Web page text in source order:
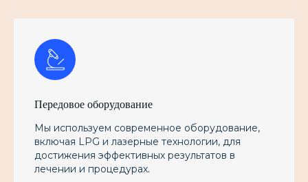
Передовое оборудование
Мы используем современное оборудование,
включая LPG и лазерные технологии, для
достижения эффективных результатов в
лечении и процедурах.